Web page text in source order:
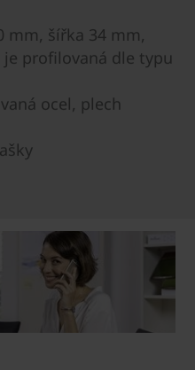
mm, šířka 34 mm,
profilovaná dle typu
ocel, plech